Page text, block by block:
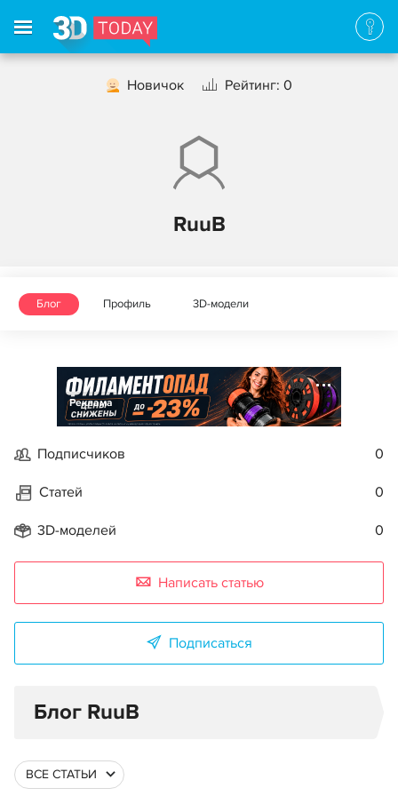
Новичок Рейтинг: 0
RuuB
Блог Профиль 3D-модели
Реклама
Подписчиков 0
Статей 0
3D-моделей 0
Написать статью
Подписаться
Блог RuuB
ВСЕ СТАТЬИ